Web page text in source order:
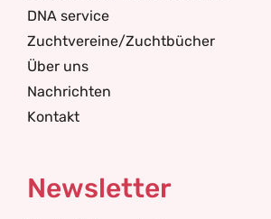
DNA service
Zuchtvereine/Zuchtbücher
Über uns
Nachrichten
Kontakt
Newsletter